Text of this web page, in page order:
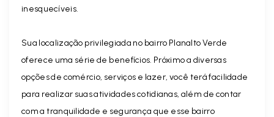
inesquecíveis.
Sua localização privilegiada no bairro Planalto Verde
oferece uma série de benefícios. Próximo a diversas
opções de comércio, serviços e lazer, você terá facilidade
para realizar suas atividades cotidianas, além de contar
com a tranquilidade e segurança que esse bairro